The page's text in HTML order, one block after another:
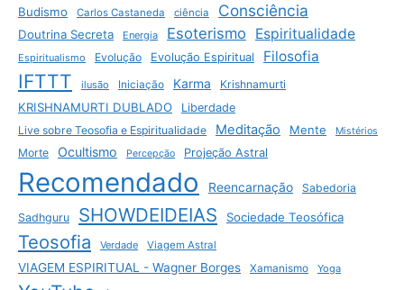
Budismo Carlos Castaneda ciência Consciência
Doutrina Secreta Energia Esoterismo Espiritualidade
Espiritualismo Evolução Evolução Espiritual Filosofia
IFTTT ilusão Iniciação Karma Krishnamurti
KRISHNAMURTI DUBLADO
Liberdade
Live sobre Teosofia e Espiritualidade
Meditação Mente Mistérios
Morte Ocultismo Percepção Projeção Astral
Recomendado Reencarnação Sabedoria
Sadhguru SHOWDEIDEIAS Sociedade Teosófica
Teosofia Verdade Viagem Astral
VIAGEM ESPIRITUAL - Wagner Borges Xamanismo Yoga